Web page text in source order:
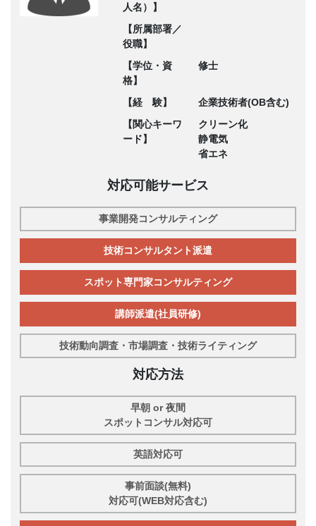
人名）】
【所属部署／
役職】
【学位・資
格】
修士
【経 験】
企業技術者(OB含む)
【関心キーワ
ード】
クリーン化
静電気
省エネ
対応可能サービス
事業開発コンサルティング
技術コンサルタント派遣
スポット専門家コンサルティング
講師派遣(社員研修)
技術動向調査・市場調査・技術ライティング
対応方法
早朝 or 夜間
スポットコンサル対応可
英語対応可
事前面談(無料)
対応可(WEB対応含む)